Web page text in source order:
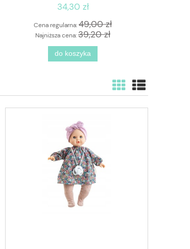
34,30 zł
Cena regularna:49,00 zł
Najniższa cena:39,20 zł
do koszyka